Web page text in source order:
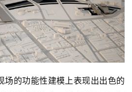
场的功能性建模上表现出出色的